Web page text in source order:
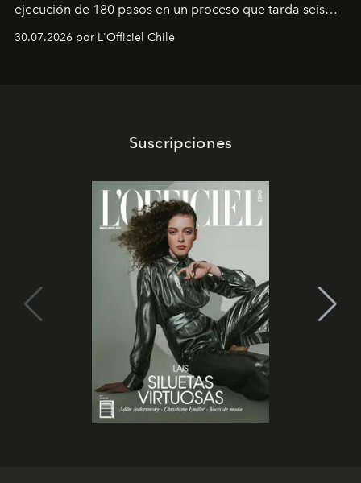
ejecución de 180 pasos en un proceso que tarda seis
semanas. Los expertos ponen en práctica una técnica
que se enseña solamente en la escuela de formación de
30.07.2026 por L'Officiel Chile
Suscripciones